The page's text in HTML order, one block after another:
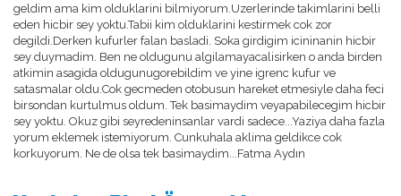
geldim ama kim olduklarini bilmiyorum.Uzerlerinde takimlarini belli
eden hicbir sey yoktu.Tabii kim olduklarini kestirmek cok zor
degildi.Derken kufurler falan basladi. Soka girdigim icininanin hicbir
sey duymadim. Ben ne oldugunu algilamayacalisirken o anda birden
atkimin asagida oldugunugorebildim ve yine igrenc kufur ve
satasmalar oldu.Cok gecmeden otobusun hareket etmesiyle daha feci
birsondan kurtulmus oldum. Tek basimaydim veyapabilecegim hicbir
sey yoktu. Okuz gibi seyredeninsanlar vardi sadece...Yaziya daha fazla
yorum eklemek istemiyorum. Cunkuhala aklima geldikce cok
korkuyorum. Ne de olsa tek basimaydim...Fatma Aydın